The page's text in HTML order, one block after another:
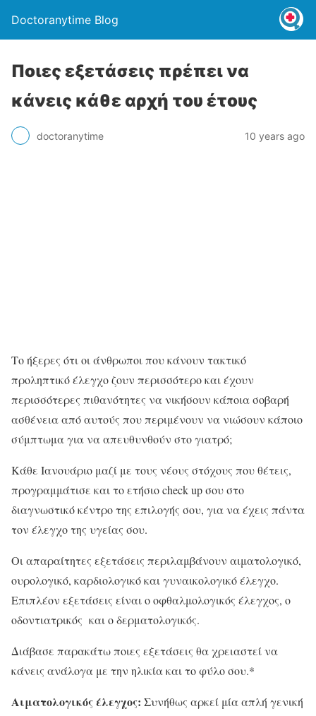
Doctoranytime Blog
Ποιες εξετάσεις πρέπει να
κάνεις κάθε αρχή του έτους
doctoranytime 10 years ago
Το ήξερες ότι οι άνθρωποι που κάνουν τακτικό
προληπτικό έλεγχο ζουν περισσότερο και έχουν
περισσότερες πιθανότητες να νικήσουν κάποια σοβαρή
ασθένεια από αυτούς που περιμένουν να νιώσουν κάποιο
σύμπτωμα για να απευθυνθούν στο γιατρό;
Κάθε Ιανουάριο μαζί με τους νέους στόχους που θέτεις,
προγραμμάτισε και το ετήσιο check up σου στο
διαγνωστικό κέντρο της επιλογής σου, για να έχεις πάντα
τον έλεγχο της υγείας σου.
Οι απαραίτητες εξετάσεις περιλαμβάνουν αιματολογικό,
ουρολογικό, καρδιολογικό και γυναικολογικό έλεγχο.
Επιπλέον εξετάσεις είναι ο οφθαλμολογικός έλεγχος, ο
οδοντιατρικός και ο δερματολογικός.
Διάβασε παρακάτω ποιες εξετάσεις θα χρειαστεί να
κάνεις ανάλογα με την ηλικία και το φύλο σου.*
Αιματολογικός έλεγχος: Συνήθως αρκεί μία απλή γενική